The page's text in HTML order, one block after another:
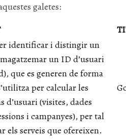
galetes:
identificar i distingir un
un ID d’usuari
que es generen de forma
per calcular les
d’usuari (visites, dades
i campanyes), per tal
els serveis que ofereixen.